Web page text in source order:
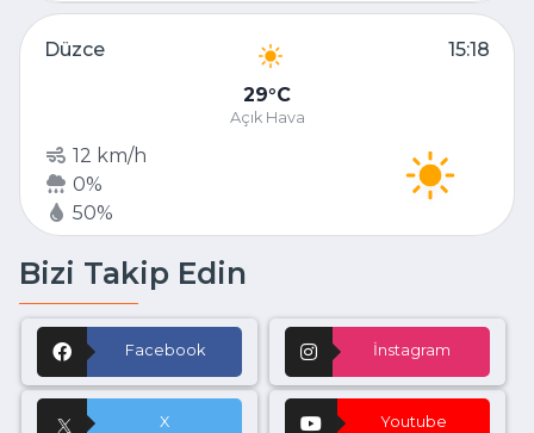
Düzce
15:18
29 C
Açık Hava
12 km/h
0%
50%
Bizi Takip Edin
Facebook İnstagram
X Youtube